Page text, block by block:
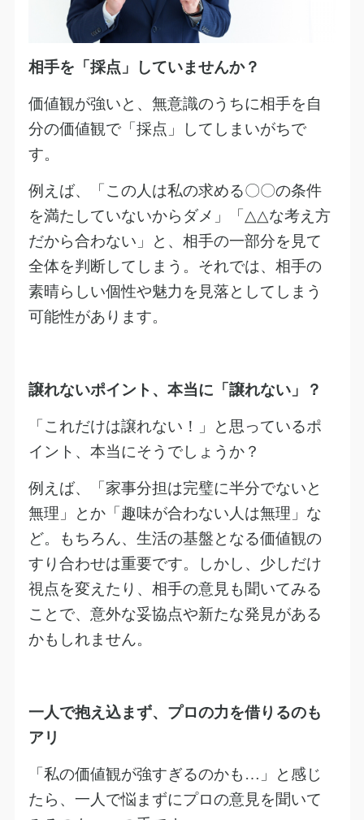
相手を「採点」していませんか？
価値観が強いと、無意識のうちに相手を自
分の価値観で「採点」してしまいがちで
す。
例えば、「この人は私の求める〇〇の条件
を満たしていないからダメ」「△△な考え方
だから合わない」と、相手の一部分を見て
全体を判断してしまう。それでは、相手の
素晴らしい個性や魅力を見落としてしまう
可能性があります。
譲れないポイント、本当に「譲れない」？
「これだけは譲れない！」と思っているポ
イント、本当にそうでしょうか？
例えば、「家事分担は完璧に半分でないと
無理」とか「趣味が合わない人は無理」な
ど。もちろん、生活の基盤となる価値観の
すり合わせは重要です。しかし、少しだけ
視点を変えたり、相手の意見も聞いてみる
ことで、意外な妥協点や新たな発見がある
かもしれません。
一人で抱え込まず、プロの力を借りるのも
アリ
「私の価値観が強すぎるのかも … 」と感じ
たら、一人で悩まずにプロの意見を聞いて